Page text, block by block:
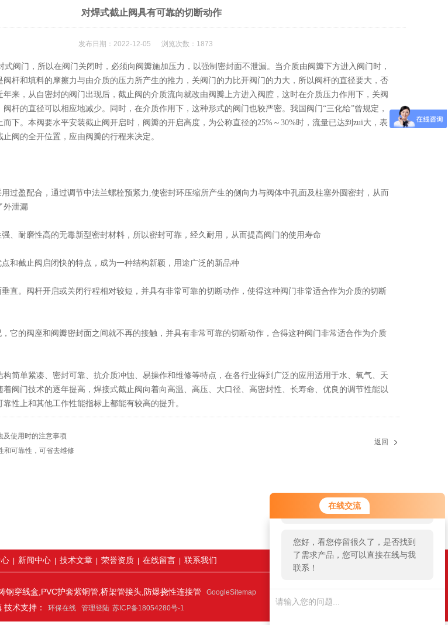
在线交流
您好！欢迎前来咨询，很高兴为您
服务，请问您要咨询什么问题呢？
您好，看您停留很久了，是否找到
了需求产品，您可以直接在线与我
联系！
对焊式截止阀具有可靠的切断动作
发布日期：2022-12-05 浏览次数：1873
式阀门，所以在阀门关闭时，必须向阀瓣施加压力，以强制密封面不泄漏。当介质由阀瓣下方进入阀门时，
杆和填料的摩擦力与由介质的压力所产生的推力，关阀门的力比开阀门的力大，所以阀杆的直径要大，否
来，从自密封的阀门出现后，截止阀的介质流向就改由阀瓣上方进入阀腔，这时在介质压力作用下，关阀
杆的直径可以相应地减少。同时，在介质作用下，这种形式的阀门也较严密。我国阀门“三化给”曾规定，
下。本阀要水平安装截止阀开启时，阀瓣的开启高度，为公称直径的25%～30%时，流量已达到zui大，表
阀的全开位置，应由阀瓣的行程来决定。
盈配合，通过调节中法兰螺栓预紧力,使密封环压缩所产生的侧向力与阀体中孔面及柱塞外圆密封，从而
外泄漏
耐磨性高的无毒新型密封材料，所以密封可靠，经久耐用，从而提高阀门的使用寿命
截止阀启闭快的特点，成为一种结构新颖，用途广泛的新品种
。阀杆开启或关闭行程相对较短，并具有非常可靠的切断动作，使得这种阀门非常适合作为介质的切断
的阀座和阀瓣密封面之间就不再的接触，并具有非常可靠的切断动作，合得这种阀门非常适合作为介质
构简单紧凑、密封可靠、抗介质冲蚀、易操作和维修等特点，在各行业得到广泛的应用适用于水、氧气、天
阀门技术的逐年提高，焊接式截止阀向着向高温、高压、大口径、高密封性、长寿命、优良的调节性能以
性上和其他工作性能指标上都能有较高的提升。
及使用时的注意事项
和可靠性，可省去维修
返回
| 新闻中心| 技术文章| 荣誉资质| 在线留言 联系我们
钢穿线盒,PVC护套紫铜管,桥架管接头,防爆挠性连接管 GoogleSitemap
术支持： 环保在线 管理登陆 苏ICP备18054280号-1